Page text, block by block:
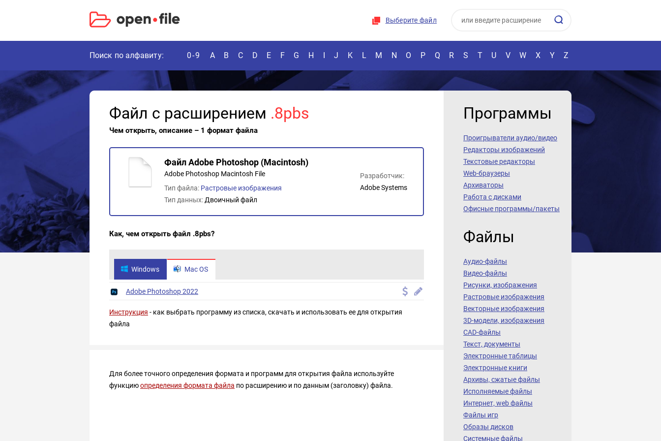
Выберите файл
Поиск по алфавиту: 0-9 A B C D E F G H I J K L M N O P Q R S T U V W X Y Z
Файл с расширением .8pbs
Чем открыть, описание – 1 формат файла
Файл Adobe Photoshop (Macintosh)
Adobe Photoshop Macintosh File
Тип файла: Растровые изображения
Тип данных: Двоичный файл
Разработчик:
Adobe Systems
Как, чем открыть файл .8pbs?
Windows Mac OS
Adobe Photoshop 2022
Инструкция - как выбрать программу из списка, скачать и использовать ее для открытия
файла
Для более точного определения формата и программ для открытия файла используйте
функциюопределения формата файла по расширению и по данным (заголовку) файла.
Программы
Проигрыватели аудио/видео
Редакторы изображений
Текстовые редакторы
Web-браузеры
Архиваторы
Работа с дисками
Офисные программы/пакеты
Файлы
Аудио-файлы
Видео-файлы
Рисунки, изображения
Растровые изображения
Векторные изображения
3D-модели, изображения
CAD-файлы
Текст, документы
Электронные таблицы
Электронные книги
Архивы, сжатые файлы
Исполняемые файлы
Интернет, web файлы
Файлы игр
Образы дисков
Системные файлы